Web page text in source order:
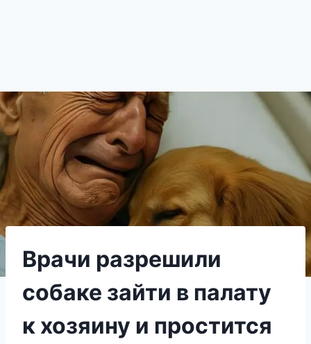
Врачи разрешили
собаке зайти в палату
к хозяину и простится